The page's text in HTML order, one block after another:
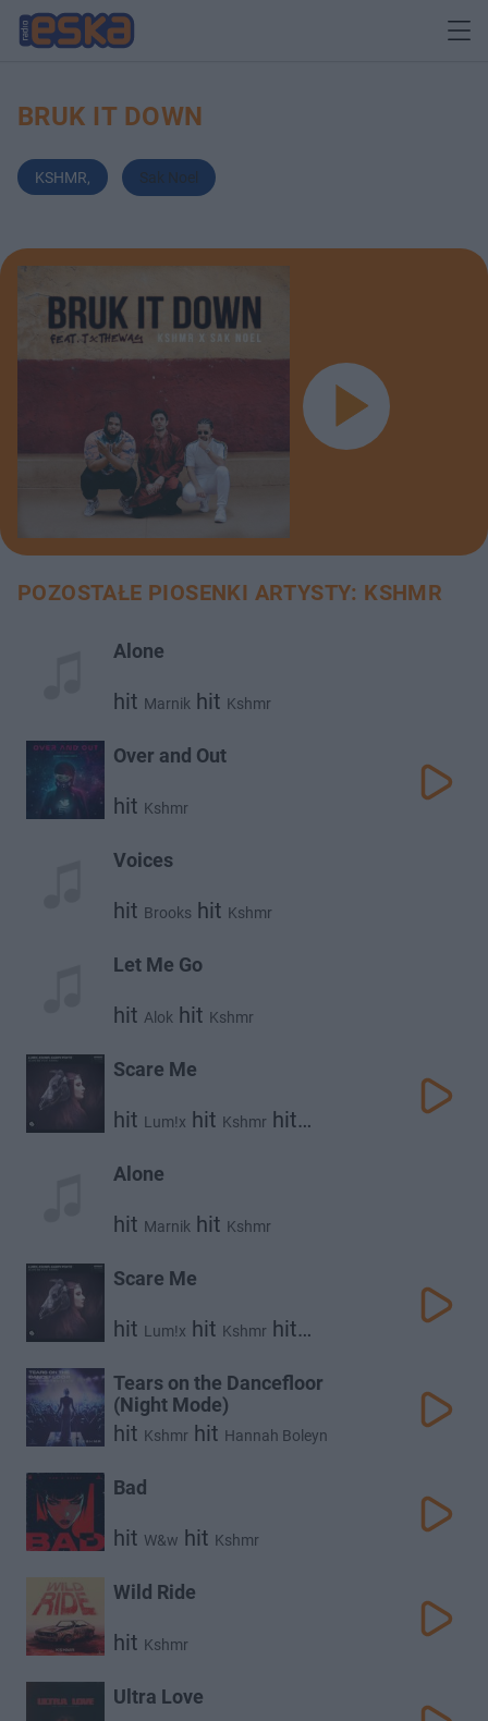
BRUK IT DOWN
KSHMR, Sak Noel
POZOSTAŁE PIOSENKI ARTYSTY: KSHMR
Alone
hit Marnik hit Kshmr
Over and Out
hit Kshmr
Voices
hit Brooks hit Kshmr
Let Me Go
hit Alok hit Kshmr
Scare Me
hit Lum!x hit Kshmr hit
Alone
hit Marnik hit Kshmr
Scare Me
hit Lum!x hit Kshmr hit
Tears on the Dancefloor
(Night Mode)
hit Kshmr hit Hannah Boleyn
Bad
hit W&w hit Kshmr
Wild Ride
hit Kshmr
Ultra Love